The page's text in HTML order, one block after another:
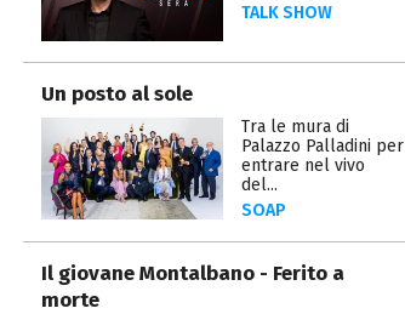
TALK SHOW
Un posto al sole
Tra le mura di
Palazzo Palladini per
entrare nel vivo
del...
SOAP
Il giovane Montalbano - Ferito a
morte